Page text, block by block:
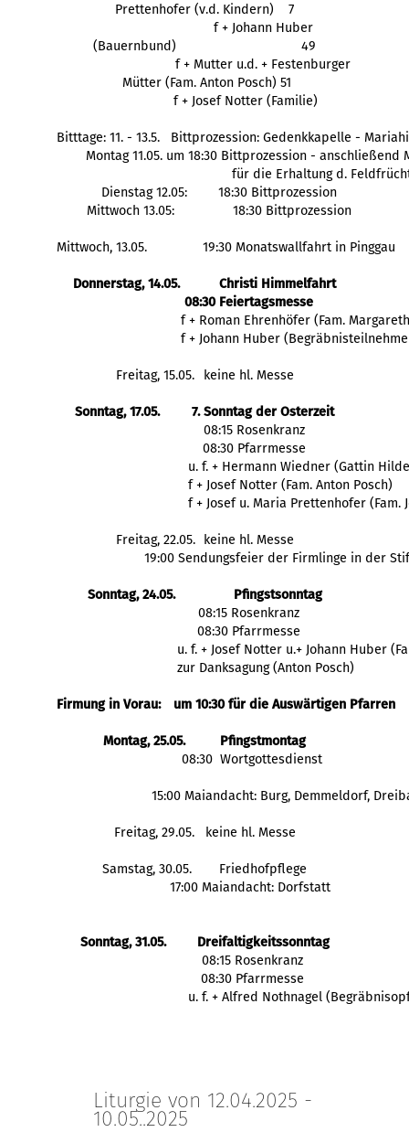
Prettenhofer (v.d. Kindern) 7
f + Johann Huber
(Bauernbund)
49
f + Mutter u.d. + Festenburger
Mütter (Fam. Anton Posch) 51
f + Josef Notter (Familie)
Bitttage: 11. - 13.5.   Bittprozession: Gedenkkapelle -
Montag 11.05. um 18:30 Bittprozession - anschließend
für die Erhaltung d.
Dienstag 12.05:
18:30 Bittprozession
Mittwoch 13.05:
18:30 Bittprozession
Mittwoch, 13.05. 19:30 Monatswallfahrt in Pinggau
Donnerstag, 14.05.
Christi Himmelfahrt
08:30 Feiertagsmesse
f + Roman Ehrenhöfer (Fam.
f + Johann Huber
Freitag, 15.05. keine hl. Messe
Sonntag, 17.05.
7. Sonntag der Osterzeit
   08:15 Rosenkranz
   08:30 Pfarrmesse
    f + Josef Notter (Fam. Anton Posch)
f + Josef u. Maria Prettenhofer
Freitag, 22.05.
keine hl. Messe
19:00 Sendungsfeier der Firmlinge in der
Sonntag, 24.05.
Pfingstsonntag
08:15 Rosenkranz
08:30 Pfarrmesse
u. f. + Josef Notter u.+ Johann Huber
zur Danksagung (Anton Posch)
Firmung in Vorau: um 10:30 für die Auswärtigen Pfarren
Montag, 25.05.
Pfingstmontag
  08:30  Wortgottesdienst
15:00 Maiandacht: Burg, Demmeldorf,
Freitag, 29.05. keine hl. Messe
Samstag, 30.05.
Friedhofpflege
17:00 Maiandacht: Dorfstatt
Sonntag, 31.05.
Dreifaltigkeitssonntag
  08:15 Rosenkranz
  08:30 Pfarrmesse
u. f. + Alfred Nothnagel
Liturgie von 12.04.2025 -
10.05..2025